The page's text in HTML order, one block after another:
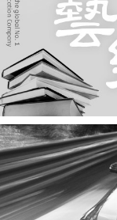
예락교육
광조렌트카